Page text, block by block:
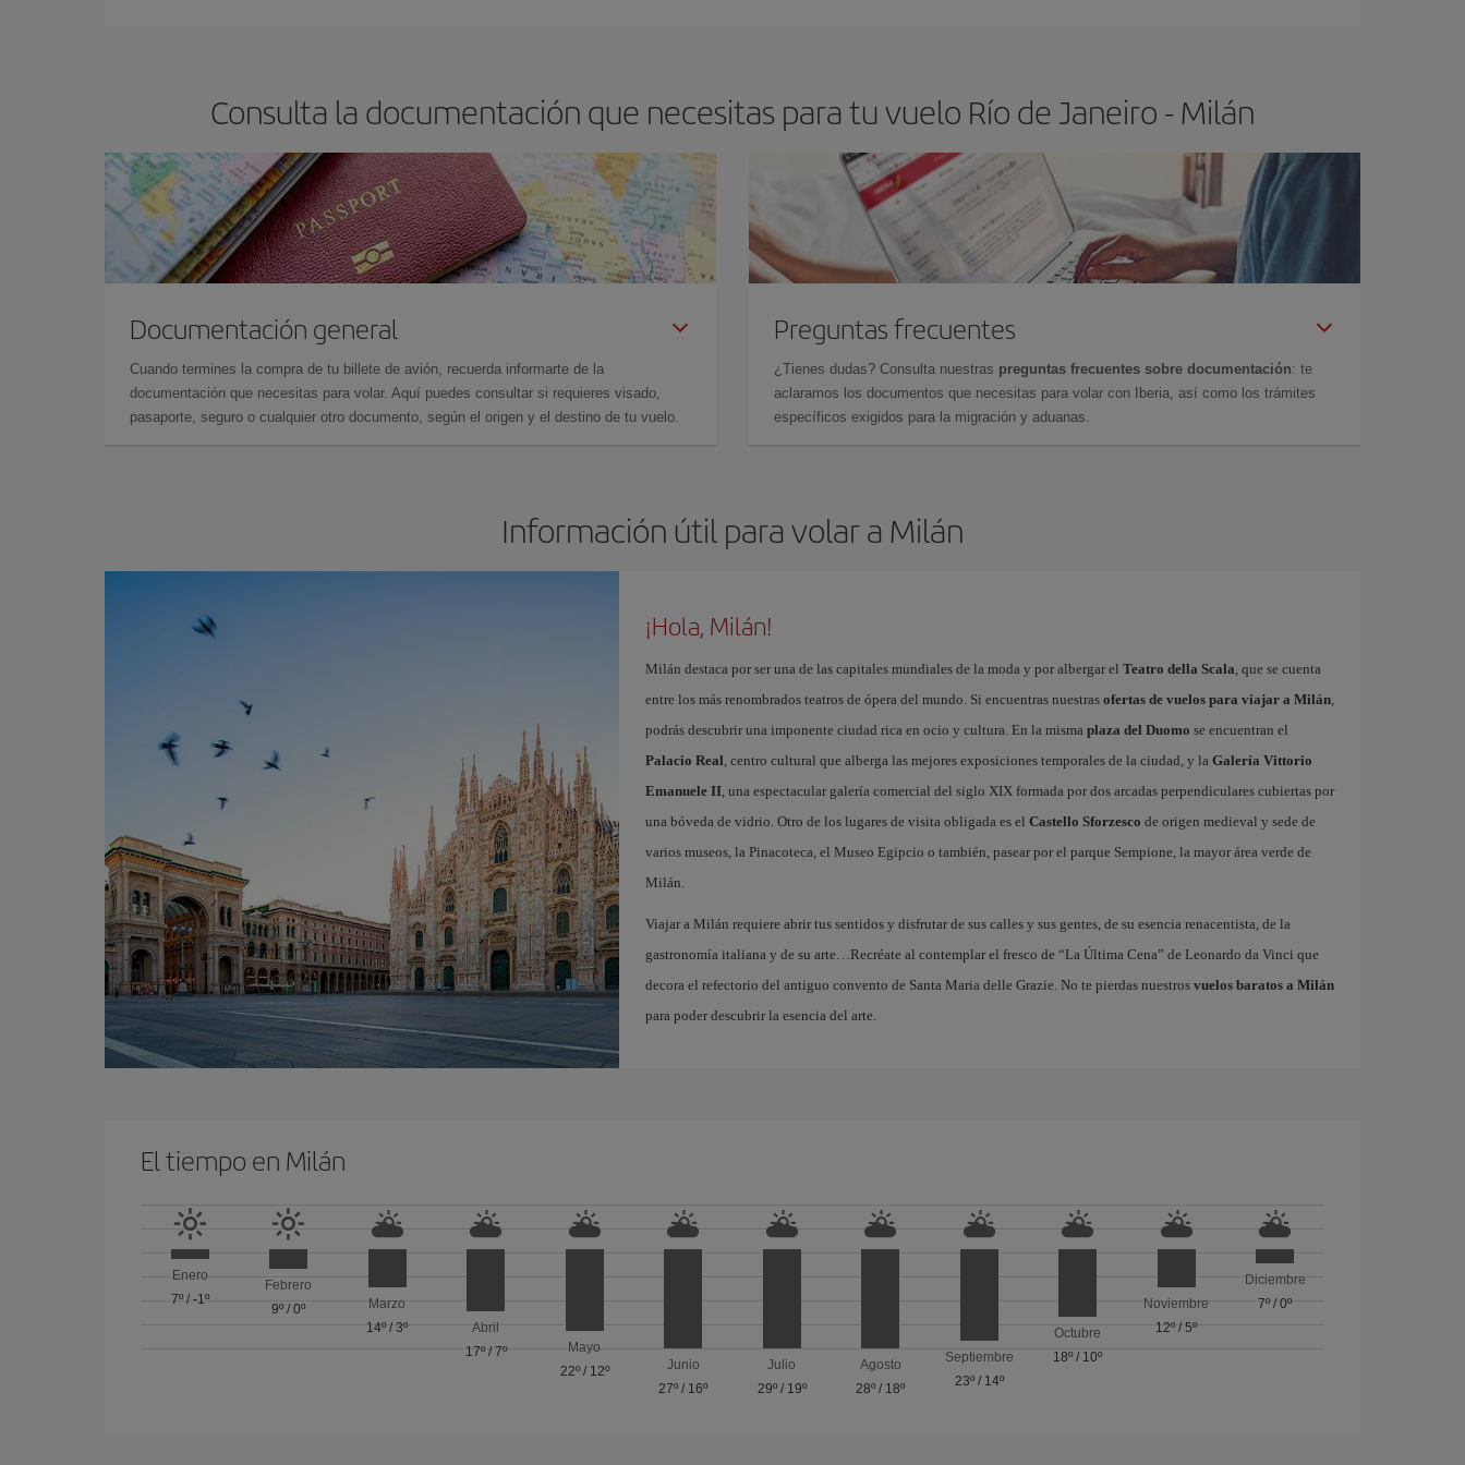
Consulta la documentación que necesitas para tu vuelo Río de Janeiro - Milán
Documentación general
Cuando termines la compra de tu billete de avión, recuerda informarte de la
documentación que necesitas para volar. Aquí puedes consultar si requieres visado,
pasaporte, seguro o cualquier otro documento, según el origen y el destino de tu vuelo.
Preguntas frecuentes
¿Tienes dudas? Consulta nuestras preguntas frecuentes sobre documentación: te
aclaramos los documentos que necesitas para volar con Iberia, así como los trámites
específicos exigidos para la migración y aduanas.
Información útil para volar a Milán
¡Hola, Milán!
Milán destaca por ser una de las capitales mundiales de la moda y por albergar el Teatro della Scala, que se cuenta
entre los más renombrados teatros de ópera del mundo. Si encuentras nuestras ofertas de vuelos para viajar a Milán,
podrás descubrir una imponente ciudad rica en ocio y cultura. En la misma plaza del Duomo se encuentran el
Palacio Real, centro cultural que alberga las mejores exposiciones temporales de la ciudad, y la Galería Vittorio
Emanuele II, una espectacular galería comercial del siglo XIX formada por dos arcadas perpendiculares cubiertas por
una bóveda de vidrio. Otro de los lugares de visita obligada es el Castello Sforzesco de origen medieval y sede de
varios museos, la Pinacoteca, el Museo Egipcio o también, pasear por el parque Sempione, la mayor área verde de
Milán.
Viajar a Milán requiere abrir tus sentidos y disfrutar de sus calles y sus gentes, de su esencia renacentista, de la
gastronomía italiana y de su arte…Recréate al contemplar el fresco de “La Última Cena” de Leonardo da Vinci que
decora el refectorio del antiguo convento de Santa Maria delle Grazie. No te pierdas nuestros vuelos baratos a Milán
para poder descubrir la esencia del arte.
El tiempo en Milán
Enero
7º/ -1º
Febrero
9º /0º
Marzo
14º/3º
Abril
17º/ 7º
Mayo
22º/ 12º
Junio
27º / 16º
Julio
29º/ 19º
Agosto
28º / 18º
Septiembre
23º/ 14º
Octubre
18º / 10º
Noviembre
12º/5º
Diciembre
7º/0º